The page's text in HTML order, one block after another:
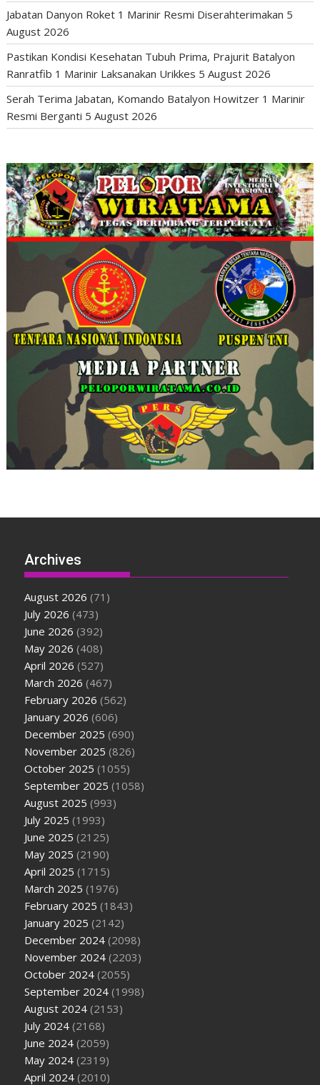
Jabatan Danyon Roket 1 Marinir Resmi Diserahterimakan 5
August 2026
Pastikan Kondisi Kesehatan Tubuh Prima, Prajurit Batalyon
Ranratfib 1 Marinir Laksanakan Urikkes 5 August 2026
Serah Terima Jabatan, Komando Batalyon Howitzer 1 Marinir
Resmi Berganti 5 August 2026
Archives
August 2026 (71)
July 2026 (473)
June 2026 (392)
May 2026 (408)
April 2026 (527)
March 2026 (467)
February 2026 (562)
January 2026 (606)
December 2025 (690)
November 2025 (826)
October 2025 (1055)
September 2025 (1058)
August 2025 (993)
July 2025 (1993)
June 2025 (2125)
May 2025 (2190)
April 2025 (1715)
March 2025 (1976)
February 2025 (1843)
January 2025 (2142)
December 2024 (2098)
November 2024 (2203)
October 2024 (2055)
September 2024 (1998)
August 2024 (2153)
July 2024 (2168)
June 2024 (2059)
May 2024 (2319)
April 2024 (2010)